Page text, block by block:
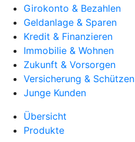
Girokonto & Bezahlen
Geldanlage & Sparen
Kredit & Finanzieren
Immobilie & Wohnen
Zukunft & Vorsorgen
Versicherung & Schützen
Junge Kunden
Übersicht
Produkte